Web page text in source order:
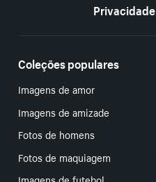
Privacidade
Coleções populares
Imagens de amor
Imagens de amizade
Fotos de homens
Fotos de maquiagem